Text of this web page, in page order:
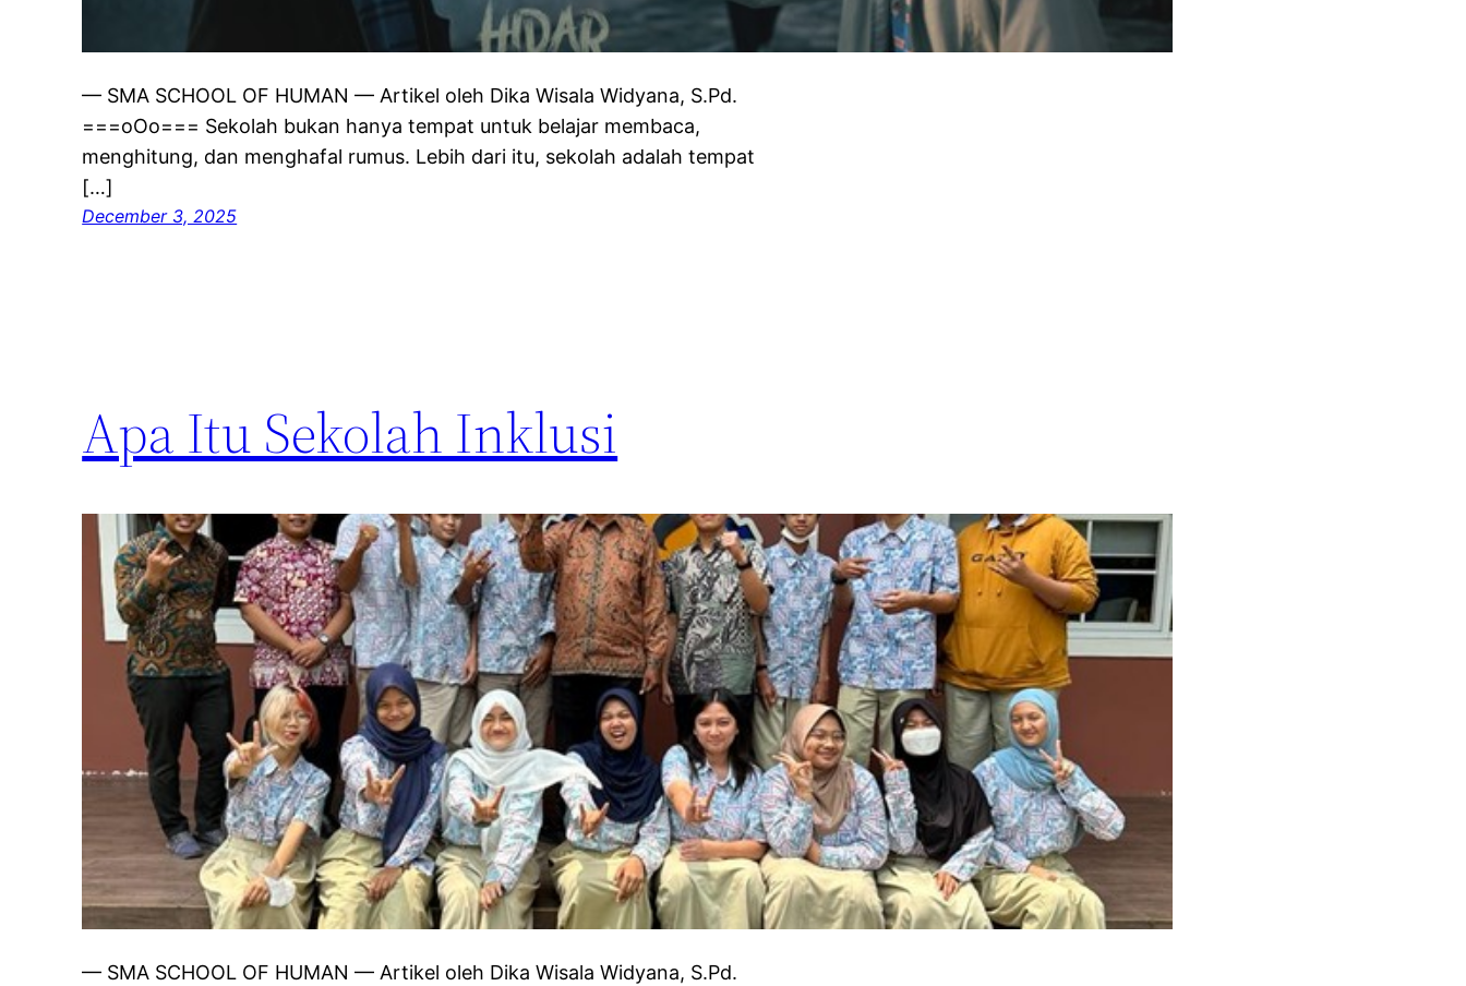
— SMA SCHOOL OF HUMAN — Artikel oleh Dika Wisala Widyana, S.Pd.
===oOo=== Sekolah bukan hanya tempat untuk belajar membaca,
menghitung, dan menghafal rumus. Lebih dari itu, sekolah adalah tempat
[…]
December 3, 2025
Apa Itu Sekolah Inklusi
— SMA SCHOOL OF HUMAN — Artikel oleh Dika Wisala Widyana, S.Pd.